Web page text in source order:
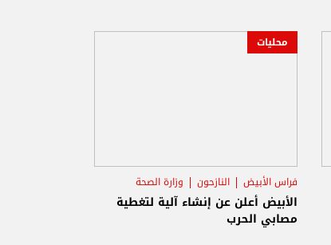
محليات
فراس الأبيض النازحون وزارة الصحة
الأبيض أعلن عن إنشاء آلية لتغطية
مصابي الحرب